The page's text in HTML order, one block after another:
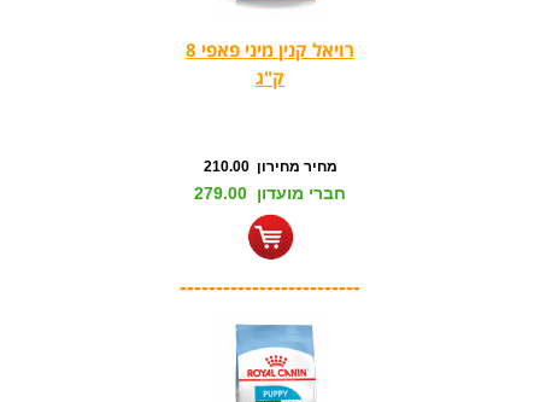
רויאל קנין מיני פאפי 8
ק"ג
מחיר מחירון 210.00
חברי מועדון 279.00
-------------------------